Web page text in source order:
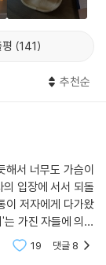
대한 예의 / 냉장
간이 너무 느리다 /
하다 / 세상의 온도
141
추천순
서 너무도 가슴이
입장에 서서 되돌
이 저자에게 다가왔
가진 자들에 의해
권력을 지향하고
19 댓글 8